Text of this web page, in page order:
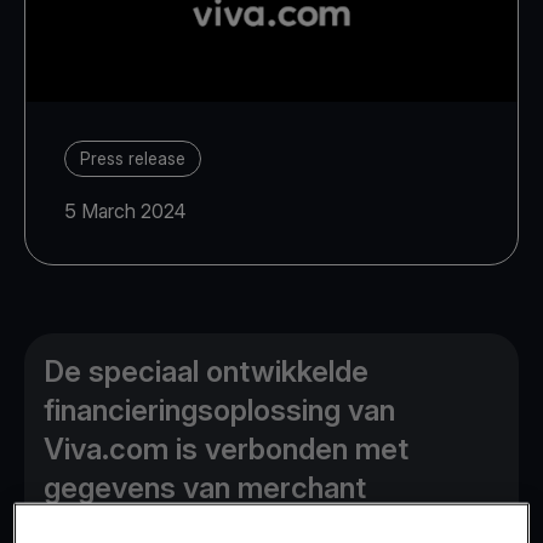
Press release
5 March 2024
De speciaal ontwikkelde
financieringsoplossing van
Viva.com is verbonden met
gegevens van merchant